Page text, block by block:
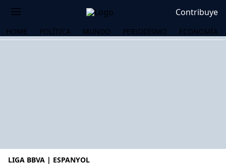
Contribuye
HOME POLÍTICA MUNDO PERIODISMO ECONOMÍA
LIGA BBVA | ESPANYOL